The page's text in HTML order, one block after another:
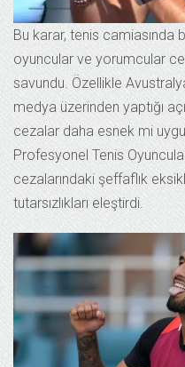
Bu karar, tenis camiasında
oyuncular ve yorumcular
savundu. Özellikle
medya üzerinden yaptığı
cezalar daha esnek mi
Profesyonel Tenis
cezalarındaki şeffaflık
tutarsızlıkları eleştirdi.